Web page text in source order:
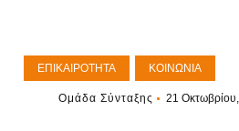
ΕΠΙΚΑΙΡΌΤΗΤΑ ΚΟΙΝΩΝΊΑ
Ομάδα Σύνταξης 21